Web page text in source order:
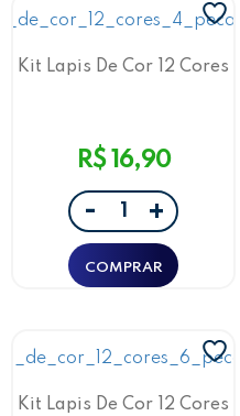
Kit Lapis De Cor 12 Cores
R$ 16,90
- +
Kit Lapis De Cor 12 Cores